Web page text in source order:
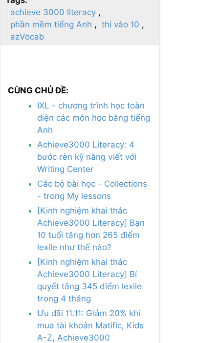
achieve 3000 literacy
phần mềm tiếng Anh
thi vào 10
azVocab
CÙNG CHỦ ĐỀ:
IXL - chương trình học toàn
diện các môn học bằng tiếng
Anh
Achieve3000 Literacy: 4
bước rèn kỹ năng viết với
Writing Center
Các bộ bài học - Collections
- trong My lessons
[Kinh nghiệm khai thác
Achieve3000 Literacy] Bạn
10 tuổi tăng hơn 265 điểm
lexile như thế nào?
[Kinh nghiệm khai thác
Achieve3000 Literacy] Bí
quyết tăng 345 điểm lexile
trong 4 tháng
Ưu đãi 11.11: Giảm 20% khi
mua tài khoản Matific, Kids
A-Z, Achieve3000